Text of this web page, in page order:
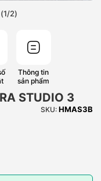
(1/2)
Thông tin
sản phẩm
STUDIO 3
SKU: HMAS3B